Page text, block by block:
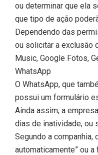
ou determinar que ela
que tipo de ação
Dependendo das
ou solicitar a exclusão
Music, Google Fotos,
WhatsApp
O WhatsApp, que
possui um formulário
Ainda assim, a
dias de inatividade, ou
Segundo a
automaticamente” ou